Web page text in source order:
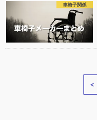
車椅子関係
<